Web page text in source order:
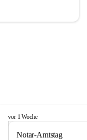
V
vor 1 Woche
Notar-Amtstag